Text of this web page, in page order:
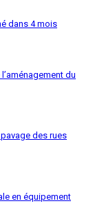
dans 4 mois
du
des rues
en équipement